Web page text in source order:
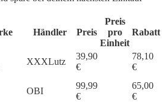
Händler Preis
Preis
pro
Einheit
Rabatt
XXXLutz
39,90
€
78,10
€
OBI
99,99
€
65,00
€